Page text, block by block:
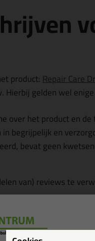
product:Repair Care
gelden wel
over het product en
begrijpelijk en
bevat geen
van) reviews te